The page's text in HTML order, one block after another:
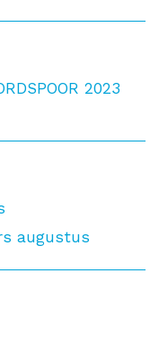
2023
augustus